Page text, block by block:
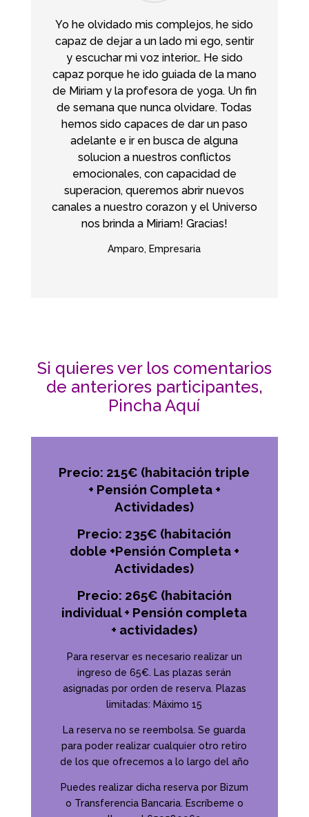
Yo he olvidado mis complejos, he sido
capaz de dejar a un lado mi ego, sentir
y escuchar mi voz interior… He sido
capaz porque he ido guiada de la mano
de Miriam y la profesora de yoga. Un fin
de semana que nunca olvidare. Todas
hemos sido capaces de dar un paso
adelante e ir en busca de alguna
solucion a nuestros conflictos
emocionales, con capacidad de
superacion, queremos abrir nuevos
canales a nuestro corazon y el Universo
nos brinda a Miriam! Gracias!
Amparo, Empresaria
Si quieres ver los comentarios
de anteriores participantes,
Pincha Aquí
Precio: 215€ (habitación triple
+ Pensión Completa +
Actividades)
Precio: 235€ (habitación
doble +Pensión Completa +
Actividades)
Precio: 265€ (habitación
individual + Pensión completa
+ actividades)
Para reservar es necesario realizar un
ingreso de 65€. Las plazas serán
asignadas por orden de reserva. Plazas
limitadas: Máximo 15
La reserva no se reembolsa. Se guarda
para poder realizar cualquier otro retiro
de los que ofrecemos a lo largo del año
Puedes realizar dicha reserva por Bizum
o Transferencia Bancaria. Escríbeme o